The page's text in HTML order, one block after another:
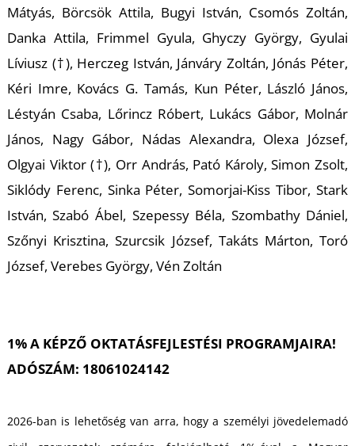
Mátyás, Börcsök Attila, Bugyi István, Csomós Zoltán,
Danka Attila, Frimmel Gyula, Ghyczy György, Gyulai
Líviusz (†), Herczeg István, Jánváry Zoltán, Jónás Péter,
Kéri Imre, Kovács G. Tamás, Kun Péter, László János,
Léstyán Csaba, Lőrincz Róbert, Lukács Gábor, Molnár
János, Nagy Gábor, Nádas Alexandra, Olexa József,
Olgyai Viktor (†), Orr András, Pató Károly, Simon Zsolt,
Siklódy Ferenc, Sinka Péter, Somorjai-Kiss Tibor, Stark
István, Szabó Ábel, Szepessy Béla, Szombathy Dániel,
Szőnyi Krisztina, Szurcsik József, Takáts Márton, Toró
József, Verebes György, Vén Zoltán
1% A KÉPZŐ OKTATÁSFEJLESTÉSI PROGRAMJAIRA!
ADÓSZÁM: 18061024142
2026-ban is lehetőség van arra, hogy a személyi jövedelemadó